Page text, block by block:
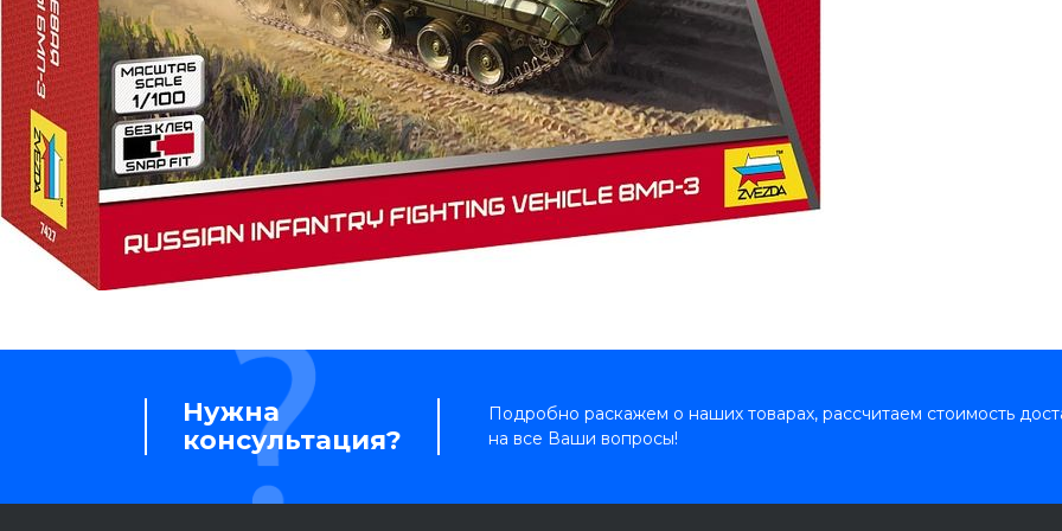
Нужна
консультация?
Подробно раскажем о наших товарах, рассчитаем стоимость
на все Ваши вопросы!